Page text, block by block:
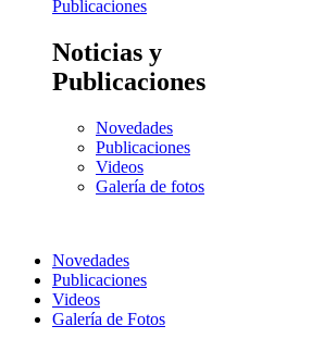
Publicaciones
Noticias y
Publicaciones
Novedades
Publicaciones
Videos
Galería de fotos
Novedades
Publicaciones
Videos
Galería de Fotos